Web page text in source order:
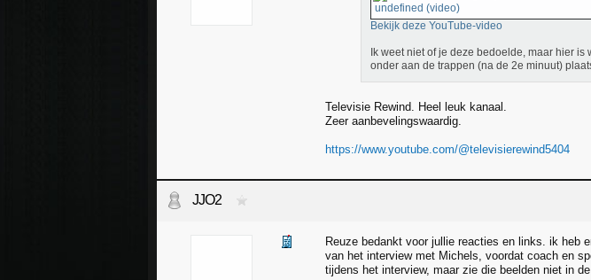
undefined (video)
Bekijk deze YouTube-video
Ik weet niet of je deze bedoelde, maar hier
onder aan de trappen (na de 2e minuut)
Televisie Rewind. Heel leuk kanaal.
Zeer aanbevelingswaardig.
https://www.youtube.com/@televisierewind5404
JJO2
Reuze bedankt voor jullie reacties en links. ik heb
van het interview met Michels, voordat coach en
tijdens het interview, maar zie die beelden niet in